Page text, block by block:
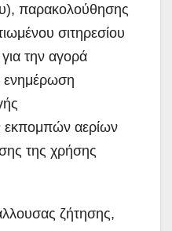
παρακολούθησης
σιτηρεσίου
την αγορά
ενημέρωση
αερίων
της χρήσης
ζήτησης,